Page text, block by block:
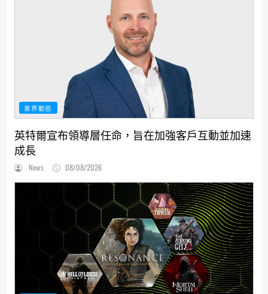
業界動態
英特爾宣布領導層任命，旨在加強客戶互動並加速
成長
News 08/08/2026